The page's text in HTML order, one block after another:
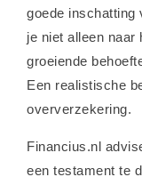
goede inschatting
je niet alleen naar
groeiende
Een realistische
oververzekering.
Financius.nl
een testament te